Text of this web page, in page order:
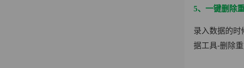
5、一键删除
录入数据的时
据工具-删除